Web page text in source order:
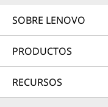
tocar,
Multi-
Touch
permite
hacer
zoom,
desplazar
SOBRE LENOVO
PRODUCTOS
RECURSOS